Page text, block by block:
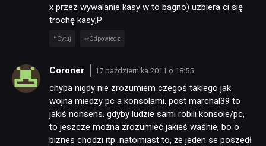
x przez wywalanie kasy w to bagno) uzbiera ci się
trochę kasy;P
Cytuj Odpowiedz
Coroner 17 października 2011 o 18:55
chyba nigdy nie zrozumiem czegoś takiego jak
wojna miedzy pc a konsolami. post marchal39 to
jakiś nonsens. gdyby ludzie sami robili konsole/pc,
to jeszcze można zrozumieć jakieś waśnie, bo o
biznes chodzi itp. natomiast to, że jeden se poszedł